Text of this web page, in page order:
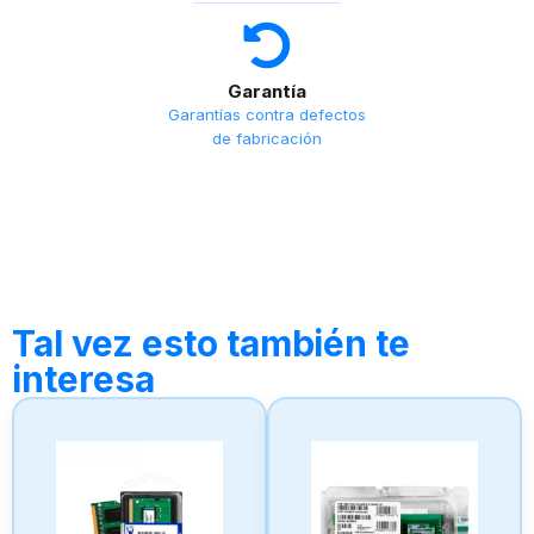
Garantía
Garantías contra defectos
de fabricación
Tal vez esto también te
interesa